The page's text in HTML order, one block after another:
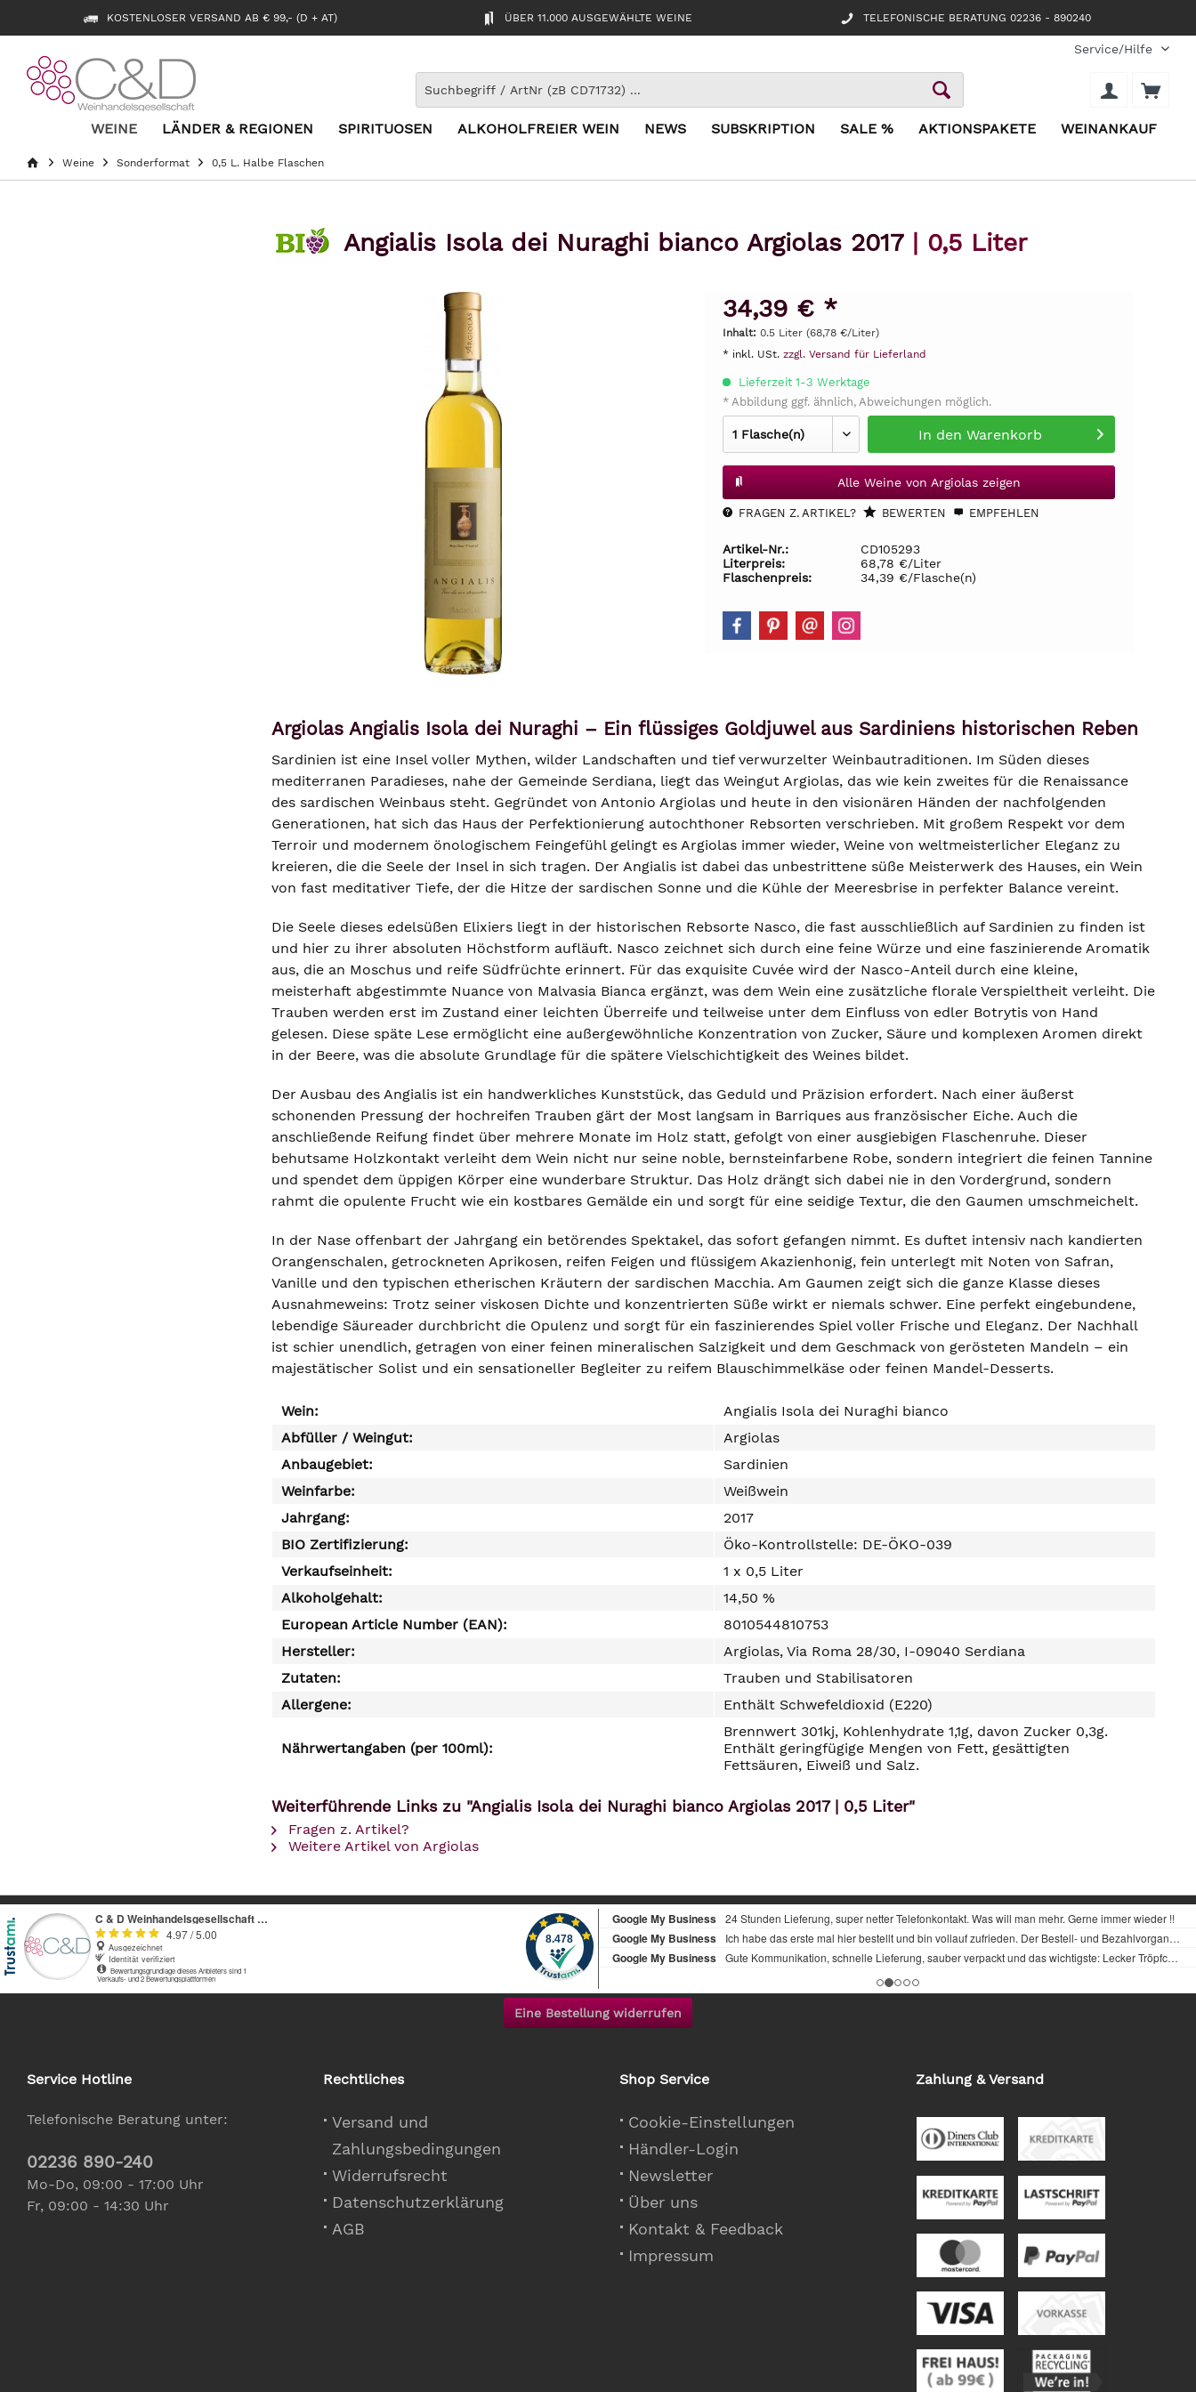
KOSTENLOSER VERSAND AB € 99,- (D + AT) ÜBER 11.000 AUSGEWÄHLTE WEINE TELEFONISCHE BERATUNG 02236 - 890240
Service/Hilfe
WEINE LÄNDER & REGIONEN SPIRITUOSEN ALKOHOLFREIER WEIN NEWS SUBSKRIPTION SALE % AKTIONSPAKETE WEINANKAUF
Weine Sonderformat 0,5 L. Halbe Flaschen
Angialis Isola dei Nuraghi bianco Argiolas 2017 | 0,5 Liter
34,39 € *
Inhalt: 0.5 Liter (68,78 €/Liter)
* inkl. USt. zzgl. Versand für Lieferland
Lieferzeit 1-3 Werktage
* Abbildung ggf. ähnlich, Abweichungen möglich.
In den Warenkorb
Alle Weine von Argiolas zeigen
FRAGEN Z. ARTIKEL? BEWERTEN EMPFEHLEN
Artikel-Nr.:
CD105293
Literpreis:
68,78 €/Liter
Flaschenpreis:
34,39 €/Flasche(n)
Argiolas Angialis Isola dei Nuraghi – Ein flüssiges Goldjuwel aus Sardiniens historischen Reben
Sardinien ist eine Insel voller Mythen, wilder Landschaften und tief verwurzelter Weinbautraditionen. Im Süden dieses
mediterranen Paradieses, nahe der Gemeinde Serdiana, liegt das Weingut Argiolas, das wie kein zweites für die Renaissance
des sardischen Weinbaus steht. Gegründet von Antonio Argiolas und heute in den visionären Händen der nachfolgenden
Generationen, hat sich das Haus der Perfektionierung autochthoner Rebsorten verschrieben. Mit großem Respekt vor dem
Terroir und modernem önologischem Feingefühl gelingt es Argiolas immer wieder, Weine von weltmeisterlicher Eleganz zu
kreieren, die die Seele der Insel in sich tragen. Der Angialis ist dabei das unbestrittene süße Meisterwerk des Hauses, ein Wein
von fast meditativer Tiefe, der die Hitze der sardischen Sonne und die Kühle der Meeresbrise in perfekter Balance vereint.
Die Seele dieses edelsüßen Elixiers liegt in der historischen Rebsorte Nasco, die fast ausschließlich auf Sardinien zu finden ist
und hier zu ihrer absoluten Höchstform aufläuft. Nasco zeichnet sich durch eine feine Würze und eine faszinierende Aromatik
aus, die an Moschus und reife Südfrüchte erinnert. Für das exquisite Cuvée wird der Nasco-Anteil durch eine kleine,
meisterhaft abgestimmte Nuance von Malvasia Bianca ergänzt, was dem Wein eine zusätzliche florale Verspieltheit verleiht. Die
Trauben werden erst im Zustand einer leichten Überreife und teilweise unter dem Einfluss von edler Botrytis von Hand
gelesen. Diese späte Lese ermöglicht eine außergewöhnliche Konzentration von Zucker, Säure und komplexen Aromen direkt
in der Beere, was die absolute Grundlage für die spätere Vielschichtigkeit des Weines bildet.
Der Ausbau des Angialis ist ein handwerkliches Kunststück, das Geduld und Präzision erfordert. Nach einer äußerst
schonenden Pressung der hochreifen Trauben gärt der Most langsam in Barriques aus französischer Eiche. Auch die
anschließende Reifung findet über mehrere Monate im Holz statt, gefolgt von einer ausgiebigen Flaschenruhe. Dieser
behutsame Holzkontakt verleiht dem Wein nicht nur seine noble, bernsteinfarbene Robe, sondern integriert die feinen Tannine
und spendet dem üppigen Körper eine wunderbare Struktur. Das Holz drängt sich dabei nie in den Vordergrund, sondern
rahmt die opulente Frucht wie ein kostbares Gemälde ein und sorgt für eine seidige Textur, die den Gaumen umschmeichelt.
In der Nase offenbart der Jahrgang ein betörendes Spektakel, das sofort gefangen nimmt. Es duftet intensiv nach kandierten
Orangenschalen, getrockneten Aprikosen, reifen Feigen und flüssigem Akazienhonig, fein unterlegt mit Noten von Safran,
Vanille und den typischen etherischen Kräutern der sardischen Macchia. Am Gaumen zeigt sich die ganze Klasse dieses
Ausnahmeweins: Trotz seiner viskosen Dichte und konzentrierten Süße wirkt er niemals schwer. Eine perfekt eingebundene,
lebendige Säureader durchbricht die Opulenz und sorgt für ein faszinierendes Spiel voller Frische und Eleganz. Der Nachhall
ist schier unendlich, getragen von einer feinen mineralischen Salzigkeit und dem Geschmack von gerösteten Mandeln – ein
majestätischer Solist und ein sensationeller Begleiter zu reifem Blauschimmelkäse oder feinen Mandel-Desserts.
Wein:
Angialis Isola dei Nuraghi bianco
Abfüller / Weingut:
Argiolas
Anbaugebiet:
Sardinien
Weinfarbe:
Weißwein
Jahrgang:
2017
BIO Zertifizierung:
Öko-Kontrollstelle: DE-ÖKO-039
Verkaufseinheit:
1 x 0,5 Liter
Alkoholgehalt:
14,50 %
European Article Number (EAN):
8010544810753
Hersteller:
Argiolas, Via Roma 28/30, I-09040 Serdiana
Zutaten:
Trauben und Stabilisatoren
Allergene:
Enthält Schwefeldioxid (E220)
Nährwertangaben (per 100ml):
Brennwert 301kj, Kohlenhydrate 1,1g, davon Zucker 0,3g.
Enthält geringfügige Mengen von Fett, gesättigten
Fettsäuren, Eiweiß und Salz.
Weiterführende Links zu "Angialis Isola dei Nuraghi bianco Argiolas 2017 | 0,5 Liter"
Fragen z. Artikel?
Weitere Artikel von Argiolas
Eine Bestellung widerrufen
Service Hotline
Telefonische Beratung unter:
02236 890-240
Mo-Do, 09:00 - 17:00 Uhr
Fr, 09:00 - 14:30 Uhr
Rechtliches
Versand und
Zahlungsbedingungen
Widerrufsrecht
Datenschutzerklärung
AGB
Shop Service
Cookie-Einstellungen
Händler-Login
Newsletter
Über uns
Kontakt & Feedback
Impressum
Zahlung & Versand